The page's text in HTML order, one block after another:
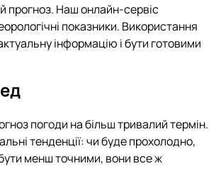
прогноз. Наш онлайн-сервіс
показники. Використання
інформацію і бути готовими
погоди на більш тривалий термін.
тенденції: чи буде прохолодно,
менш точними, вони все ж